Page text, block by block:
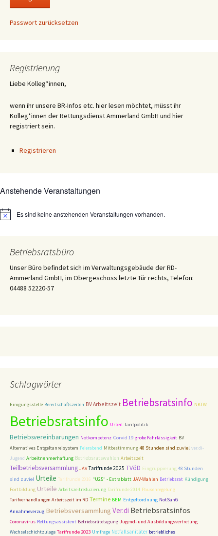
Passwort zurücksetzen
Registrierung
Liebe Kolleg*innen,
wenn ihr unsere BR-Infos etc. hier lesen möchtet, müsst ihr
Kolleg*innen der Rettungsdienst Ammerland GmbH und hier
registriert sein.
Registrieren
Anstehende Veranstaltungen
HinweisEs sind keine anstehenden Veranstaltungen vorhanden.
Betriebsratsbüro
Unser Büro befindet sich im Verwaltungsgebäude der RD-
Ammerland GmbH, im Obergeschoss letzte Tür rechts, Telefon:
04488 52220-57
Schlagwörter
Einigungsstelle Bereitschaftszeiten BV Arbeitszeit Betriebsratsinfo NKTW
Betriebsratsinfo Urteil Tarifpolitik
Betriebsvereinbarungen Notkompetenz Corvid 19 grobe Fahrlässigkeit BV
Alternatives Entgeltanreisystem Feierabend Mitbestimmung 48 Stunden sind zuviel ver.di-
Jugend Arbeitnehmerhaftung Betriebsratswahlen Arbeitszeit
Teilbetriebsversammlung JAV Tarifrunde 2025 TVöD Eingruppierung 48 Stunden
sind zuviel Urteile Tarifrunde 2016 "U25" - Extrablatt JAV-Wahlen Betriebsrat Kündigung
Fortbildung Urteile Arbeitszeitreduzierung Tarifrunde 2014 Pausenregelung
Tarifverhandlungen Arbeitszeit im RD Termine BEM Entgeltordnung NotSanG
Annahmeverzug Betriebsversammlung Ver.di Betriebsratsinfos
Coronavirus Rettungsassistent Betriebsrätetagung Jugend- und Ausbildungsvertretung
Wechselschichtzulage Tarifrunde 2023 Umfrage Notfallsanitäter betriebliches